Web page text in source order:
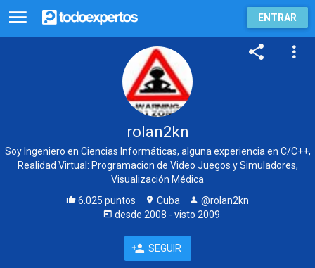
ENTRAR
rolan2kn
Soy Ingeniero en Ciencias Informáticas, alguna experiencia en C/C++,
Realidad Virtual: Programacion de Video Juegos y Simuladores,
Visualización Médica
6.025 puntos
Cuba
@rolan2kn
desde 2008 - visto 2009
SEGUIR